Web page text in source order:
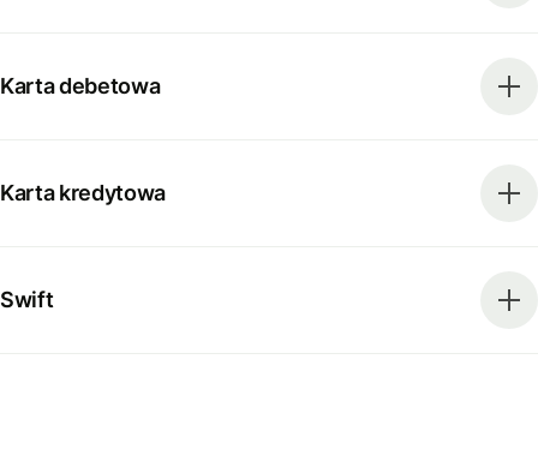
Karta debetowa
Karta kredytowa
Swift